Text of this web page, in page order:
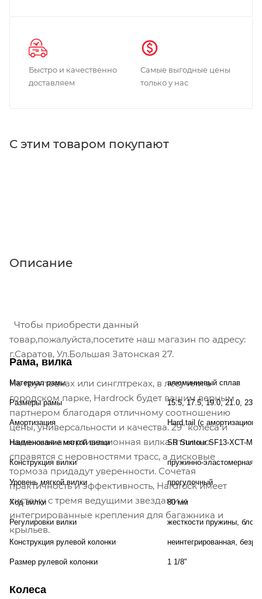
Быстро и качественно
доставляем
Самые выгодные цены
только у нас
С этим товаром покупают
Описание
Чтобы приобрести данный
товар,пожалуйста,посетите наш магазин по адресу:
г.Саратов, Ул.Большая Затонская 27.
На грунтовках или синглтреках, в лесу или в
городском парке, Hardrock будет вашим верным
партнером благодаря отличному соотношению
цены, универсальности и качества. 29" колеса и
надежная амортизационная вилка отлично
справятся с неровностями трасс, а дисковые
тормоза придадут уверенности. Сочетая
практичность и эффективность, Hardrock имеет
систему с тремя ведущими звездами и
интегрированные крепления для багажника и
крыльев.
Рама, вилка
Материал рамы алюминиевый сплав
Размеры рамы 15.5, 17.5, 19.0, 21.0,
Амортизация Hard tail (с
Наименование мягкой вилки SR Suntour SF13-XCT-
Конструкция вилки пружинно-эластомерная
Уровень мягкой вилки прогулочный
Ход вилки 80 мм
Регулировки вилки жесткости пружины,
Конструкция рулевой колонки неинтегрированная,
Размер рулевой колонки 1 1/8"
Колеса